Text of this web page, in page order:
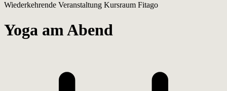
Wiederkehrende Veranstaltung Kursraum Fitago
Yoga am Abend